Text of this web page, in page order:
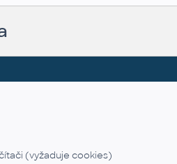
(vyžaduje cookies)